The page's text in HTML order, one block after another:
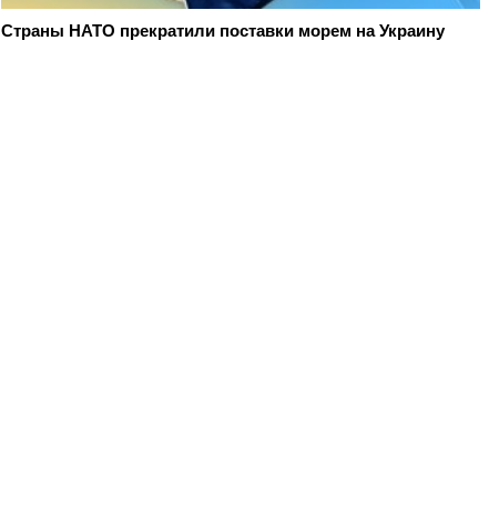
Страны НАТО прекратили поставки морем на Украину